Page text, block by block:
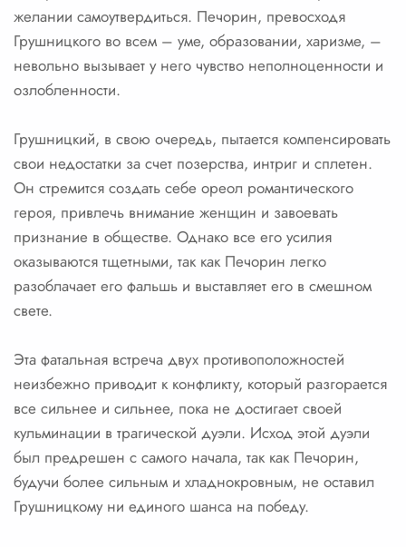
желании самоутвердиться. Печорин, превосходя
Грушницкого во всем – уме, образовании, харизме, –
невольно вызывает у него чувство неполноценности и
озлобленности.
Грушницкий, в свою очередь, пытается компенсировать
свои недостатки за счет позерства, интриг и сплетен.
Он стремится создать себе ореол романтического
героя, привлечь внимание женщин и завоевать
признание в обществе. Однако все его усилия
оказываются тщетными, так как Печорин легко
разоблачает его фальшь и выставляет его в смешном
свете.
Эта фатальная встреча двух противоположностей
неизбежно приводит к конфликту, который разгорается
все сильнее и сильнее, пока не достигает своей
кульминации в трагической дуэли. Исход этой дуэли
был предрешен с самого начала, так как Печорин,
будучи более сильным и хладнокровным, не оставил
Грушницкому ни единого шанса на победу.